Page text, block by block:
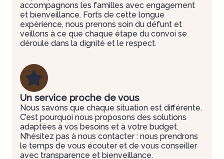
accompagnons les familles avec engagement
et bienveillance. Forts de cette longue
expérience, nous prenons soin du défunt et
veillons à ce que chaque étape du convoi se
déroule dans la dignité et le respect.
Un service proche de vous
Nous savons que chaque situation est différente.
C’est pourquoi nous proposons des solutions
adaptées à vos besoins et à votre budget.
N’hésitez pas à nous contacter : nous prendrons
le temps de vous écouter et de vous conseiller
avec transparence et bienveillance.